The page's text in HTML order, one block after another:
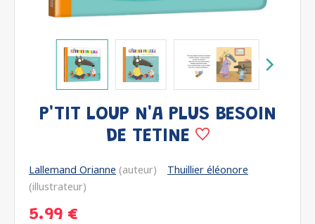
P'TIT LOUP N'A PLUS BESOIN
DE TETINE
Lallemand Orianne (auteur)
Thuillier éléonore
(illustrateur)
5.99 €